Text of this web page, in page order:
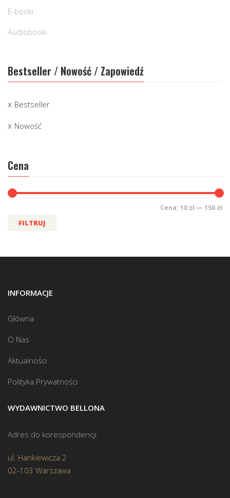
E-booki
Audiobooki
Bestseller / Nowość / Zapowiedź
Bestseller
Nowość
Cena
FILTRUJ
Cena: 10 zł — 150 zł
INFORMACJE
Główna
O Nas
Aktualności
Polityka Prywatności
WYDAWNICTWO BELLONA
Adres do korespondencji
ul. Hankiewicza 2
02-103 Warszawa